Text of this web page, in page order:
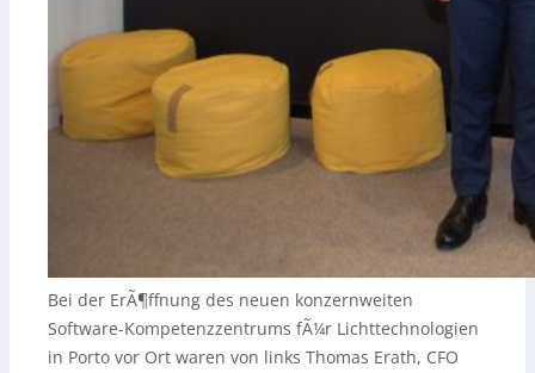
Bei der ErÃ¶ffnung des neuen konzernweiten
Software-Kompetenzzentrums fÃ¼r Lichttechnologien
in Porto vor Ort waren von links Thomas Erath, CFO